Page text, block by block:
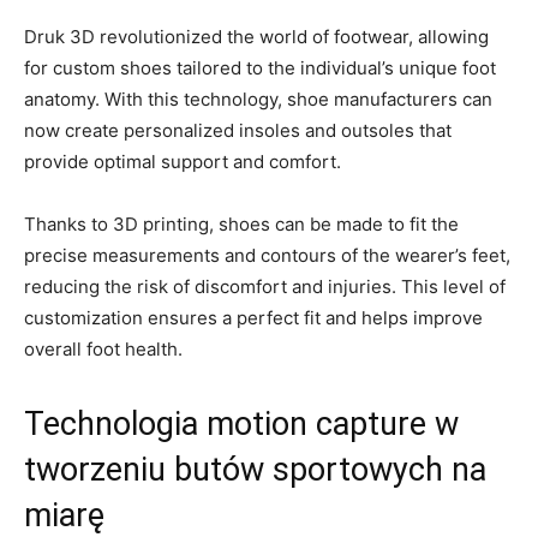
Druk⁢ 3D revolutionized‌ the world ‍of ⁢footwear, allowing
for custom ​shoes‌ tailored to the individual’s unique foot
⁤anatomy. With ⁣this technology,​ shoe manufacturers can
⁣now create personalized insoles and ⁣outsoles that
provide optimal support ⁤and comfort.
Thanks⁤ to 3D printing, shoes⁣ can be made to fit the
precise measurements and contours of‌ the ⁤wearer’s feet,
reducing the ⁢risk ‌of discomfort and injuries. This level of
customization ensures a‍ perfect fit⁤ and helps improve
⁢overall​ foot health.
Technologia motion capture ‍w
tworzeniu ⁢butów sportowych na
miarę